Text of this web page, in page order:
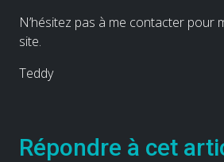
N’hésitez pas à me contacter pour
site.
Teddy
Répondre à cet